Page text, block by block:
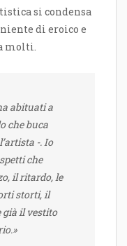
si condensa
di eroico e
molti.
abituati a
che buca
-. Io
che
il ritardo, le
storti, il
già il vestito